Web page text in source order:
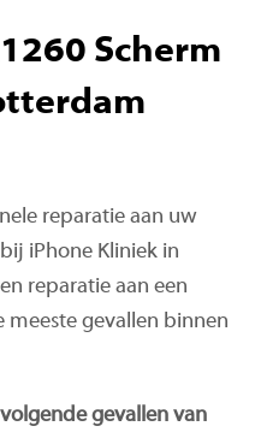
Scherm
reparatie aan uw
iPhone Kliniek in
reparatie aan een
gevallen binnen
gevallen van